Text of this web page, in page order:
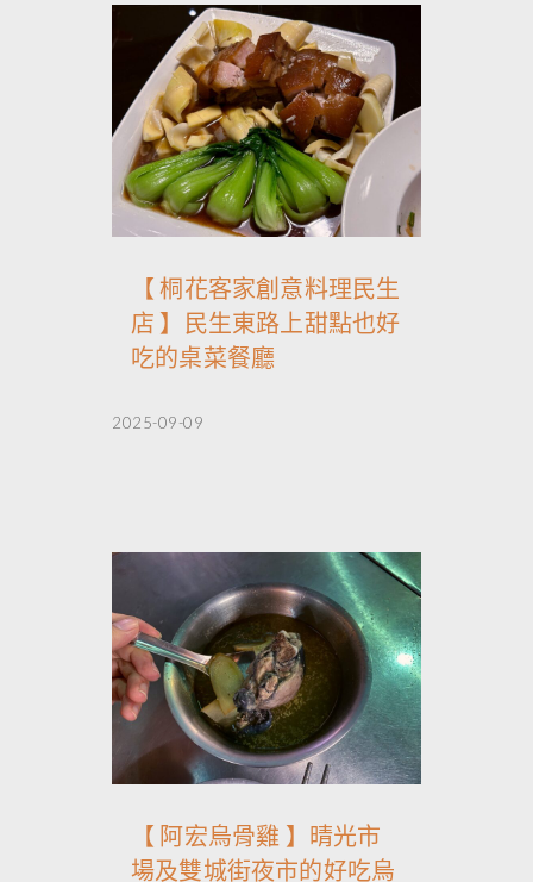
【 桐花客家創意料理民生
店 】民生東路上甜點也好
吃的桌菜餐廳
2025-09-09
【 阿宏烏骨雞 】晴光市
場及雙城街夜市的好吃烏